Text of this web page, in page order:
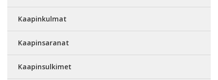
Kaapinkulmat
Kaapinsaranat
Kaapinsulkimet